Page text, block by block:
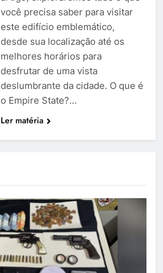
você precisa saber para visitar
este edifício emblemático,
desde sua localização até os
melhores horários para
desfrutar de uma vista
deslumbrante da cidade. O que é
o Empire State?…
Ler matéria